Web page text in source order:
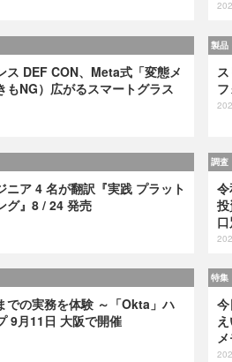
ス DEF CON、Meta式「変態メ
もNG）広がるスマートグラス
製品
ニア 4 名が翻訳『実践 プラット
グ』8 / 24 発売
調査
での実務を体験 ～「Okta」ハ
9月11日 大阪で開催
特集